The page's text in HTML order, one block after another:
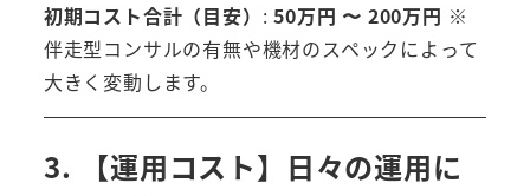
初期コスト合計（目安） :50万円 〜 200万円 ※
伴走型コンサルの有無や機材のスペックによって
大きく変動します。
3. 【運用コスト】日々の運用に